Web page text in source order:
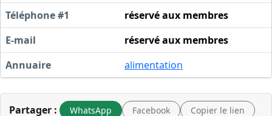
Téléphone #1
réservé aux membres
E-mail
réservé aux membres
Annuaire
alimentation
Partager : WhatsApp Facebook Copier le lien